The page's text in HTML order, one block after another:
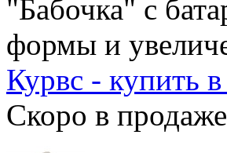
"Бабочка" с
формы и
Курвс - купить
Скоро в продаже